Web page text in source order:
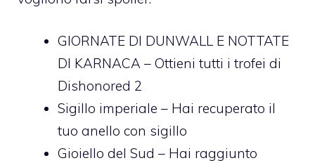
GIORNATE DI DUNWALL E NOTTATE
DI KARNACA – Ottieni tutti i trofei di
Dishonored 2
Sigillo imperiale – Hai recuperato il
tuo anello con sigillo
Gioiello del Sud – Hai raggiunto